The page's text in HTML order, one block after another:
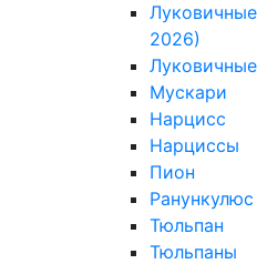
2026)
Мускари
Нарцисс
Нарциссы
Пион
Тюльпан
Тюльпаны